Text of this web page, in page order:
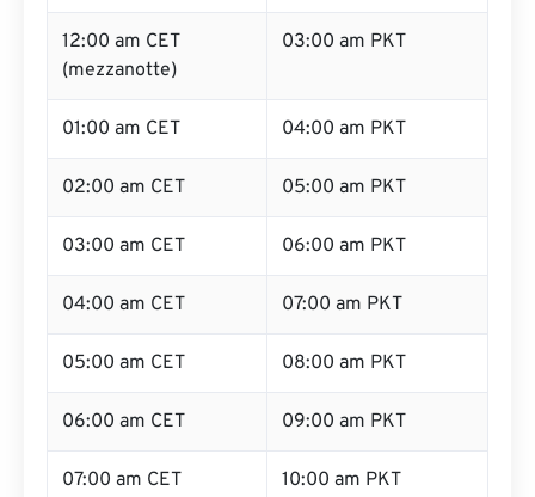
12:00 am CET
(mezzanotte)
03:00 am PKT
01:00 am CET 04:00 am PKT
02:00 am CET 05:00 am PKT
03:00 am CET 06:00 am PKT
04:00 am CET 07:00 am PKT
05:00 am CET 08:00 am PKT
06:00 am CET 09:00 am PKT
07:00 am CET 10:00 am PKT